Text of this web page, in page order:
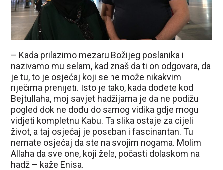
– Kada prilazimo mezaru Božijeg poslanika i
nazivamo mu selam, kad znaš da ti on odgovara, da
je tu, to je osjećaj koji se ne može nikakvim
riječima prenijeti. Isto je tako, kada dođete kod
Bejtullaha, moj savjet hadžijama je da ne podižu
pogled dok ne dođu do samog vidika gdje mogu
vidjeti kompletnu Kabu. Ta slika ostaje za cijeli
život, a taj osjećaj je poseban i fascinantan. Tu
nemate osjećaj da ste na svojim nogama. Molim
Allaha da sve one, koji žele, počasti dolaskom na
hadž – kaže Enisa.